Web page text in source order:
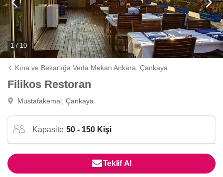
1 / 10
Kına ve Bekarlığa Veda Mekan Ankara,Çankaya
Filikos Restoran
Mustafakemal, Çankaya
Kapasite 50 - 150 Kişi
Teklif Al